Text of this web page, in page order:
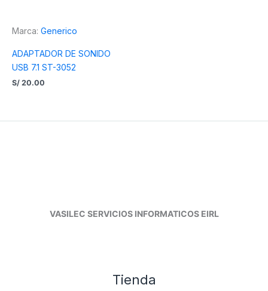
Marca: Generico
ADAPTADOR DE SONIDO
USB 7.1 ST-3052
S/ 20.00
VASILEC SERVICIOS INFORMATICOS EIRL
Tienda